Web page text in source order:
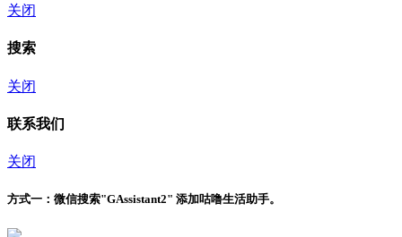
关闭
搜索
关闭
联系我们
关闭
方式一： 微信搜索"GAssistant2" 添加咕噜生活助手。